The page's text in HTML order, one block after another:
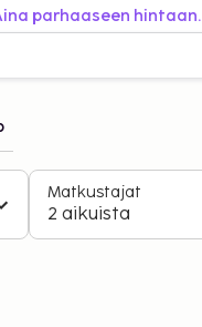
parhaaseen hintaan.
Matkustajat
2 aikuista